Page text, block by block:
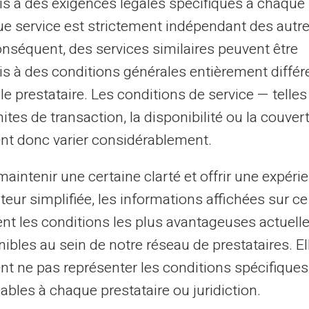
Service et Assistance par
vrais humains, pas des
service est strictement indépendant des
des services similaires peuvent être
à des conditions générales entièrement
prestataire. Les conditions de service —
de transaction, la disponibilité ou la
donc varier considérablement.
une certaine clarté et offrir une
simplifiée, les informations affichées sur
les conditions les plus avantageuses
au sein de notre réseau de prestataires.
ne pas représenter les conditions spécifiques
à chaque prestataire ou juridiction.